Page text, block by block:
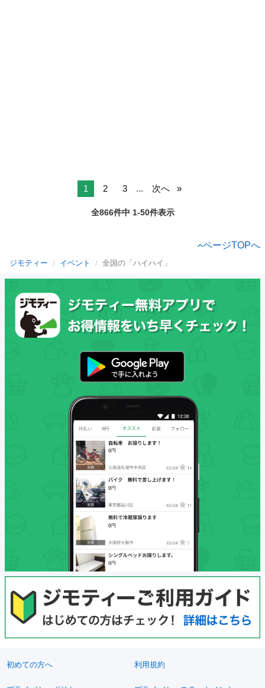
1 2 3 ... 次へ
全866件中 1-50件表示
ページTOPへ
ジモティー イベント 全国の「ハイハイ」
初めての方へ 利用規約